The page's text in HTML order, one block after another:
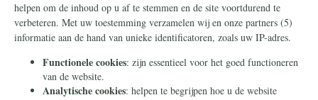
Nieuwsbrief
Eenmalig
Maandelijks
Periodiek
Contact
Ontvang onze
Telegram-berichten